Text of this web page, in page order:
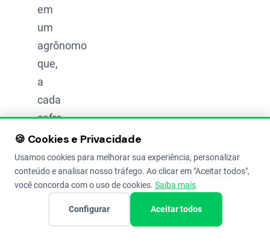
em
um
agrônomo
que,
a
cada
safra,
aprende
mais
sobre
pragas
padrões
🍪 Cookies e Privacidade
Usamos cookies para melhorar sua experiência, personalizar
conteúdo e analisar nosso tráfego. Ao clicar em "Aceitar todos",
você concorda com o uso de cookies. Saiba mais
Configurar Aceitar todos